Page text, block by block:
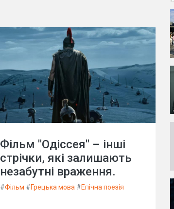
Фільм "Одіссея" – інші
стрічки, які залишають
незабутні враження.
#Фільм #Грецька мова #Епічна поезія